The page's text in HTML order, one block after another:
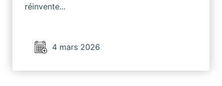
réinvente...
4 mars 2026